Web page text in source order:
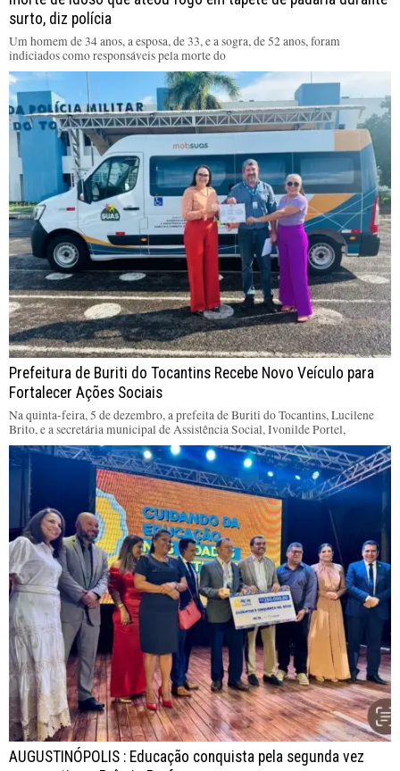
surto, diz polícia
Um homem de 34 anos, a esposa, de 33, e a sogra, de 52 anos, foram
indiciados como responsáveis pela morte do
Prefeitura de Buriti do Tocantins Recebe Novo Veículo para
Fortalecer Ações Sociais
Na quinta-feira, 5 de dezembro, a prefeita de Buriti do Tocantins, Lucilene
Brito, e a secretária municipal de Assistência Social, Ivonilde Portel,
AUGUSTINÓPOLIS : Educação conquista pela segunda vez